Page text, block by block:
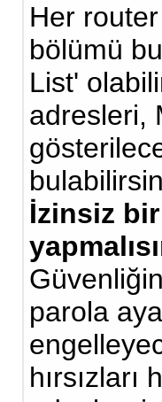
Her
bölümü
List'
adresleri,
İzinsiz bir
parola